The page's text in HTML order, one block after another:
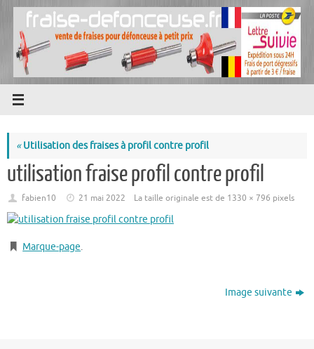
Passer
contenu
«Utilisation des fraises à profil contre profil
utilisation fraise profil contre profil
fabien10 21 mai 2022 La taille originale est de 1330 × 796 pixels
Marque-page.
Image suivante